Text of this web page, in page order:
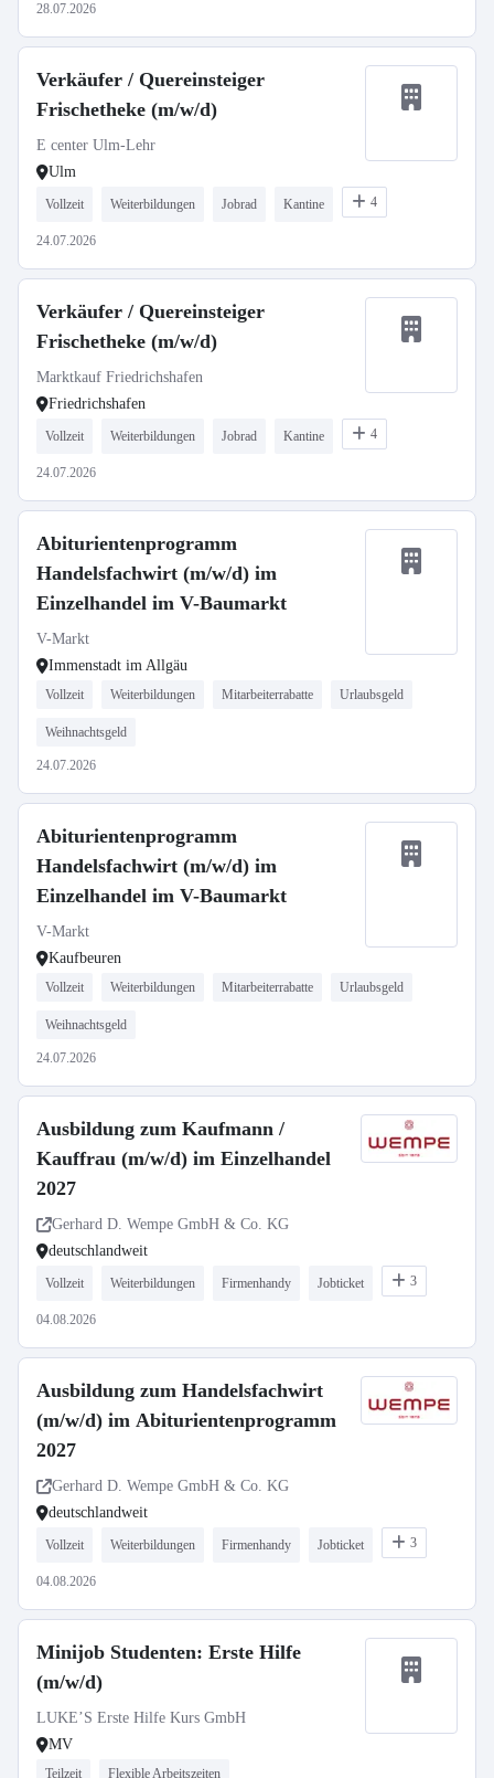
28.07.2026
Verkäufer / Quereinsteiger
Frischetheke (m/w/d)
E center Ulm-Lehr
Ulm
Vollzeit Weiterbildungen Jobrad Kantine 4
24.07.2026
Verkäufer / Quereinsteiger
Frischetheke (m/w/d)
Marktkauf Friedrichshafen
Friedrichshafen
Vollzeit Weiterbildungen Jobrad Kantine 4
24.07.2026
Abiturientenprogramm
Handelsfachwirt (m/w/d) im
Einzelhandel im V-Baumarkt
V-Markt
Immenstadt im Allgäu
Vollzeit Weiterbildungen Mitarbeiterrabatte Urlaubsgeld
Weihnachtsgeld
24.07.2026
Abiturientenprogramm
Handelsfachwirt (m/w/d) im
Einzelhandel im V-Baumarkt
V-Markt
Kaufbeuren
Vollzeit Weiterbildungen Mitarbeiterrabatte Urlaubsgeld
Weihnachtsgeld
24.07.2026
Ausbildung zum Kaufmann /
Kauffrau (m/w/d) im Einzelhandel
2027
Gerhard D. Wempe GmbH & Co. KG
deutschlandweit
Vollzeit Weiterbildungen Firmenhandy Jobticket 3
04.08.2026
Ausbildung zum Handelsfachwirt
(m/w/d) im Abiturientenprogramm
2027
Gerhard D. Wempe GmbH & Co. KG
deutschlandweit
Vollzeit Weiterbildungen Firmenhandy Jobticket 3
04.08.2026
Minijob Studenten: Erste Hilfe
(m/w/d)
LUKE’S Erste Hilfe Kurs GmbH
MV
Teilzeit Flexible Arbeitszeiten